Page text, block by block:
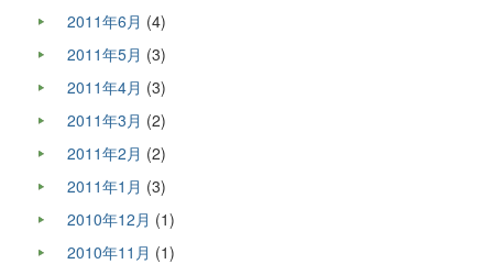
2011年6月 (4)
2011年5月 (3)
2011年4月 (3)
2011年3月 (2)
2011年2月 (2)
2011年1月 (3)
2010年12月 (1)
2010年11月 (1)